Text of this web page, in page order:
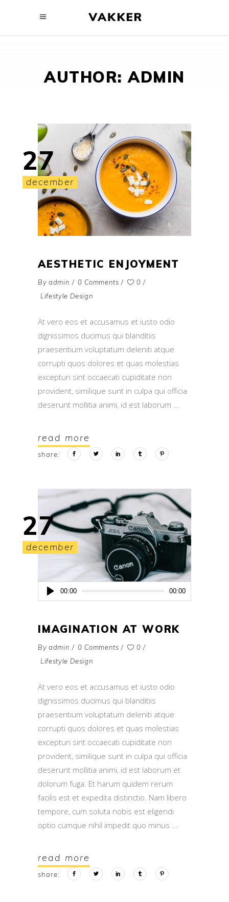
AUTHOR: ADMIN
27
december
AESTHETIC ENJOYMENT
By admin 0 Comments
0
Lifestyle Design
At vero eos et accusamus et iusto odio
dignissimos ducimus qui blanditiis
praesentium voluptatum deleniti atque
corrupti quos dolores et quas molestias
excepturi sint occaecati cupiditate non
provident, similique sunt in culpa qui officia
deserunt mollitia animi, id est laborum
read more
share:
27
december
Audio
Player
00:00 00:00
IMAGINATION AT WORK
By admin 0 Comments
0
Lifestyle Design
At vero eos et accusamus et iusto odio
dignissimos ducimus qui blanditiis
praesentium voluptatum deleniti atque
corrupti quos dolores et quas molestias
excepturi sint occaecati cupiditate non
provident, similique sunt in culpa qui officia
deserunt mollitia animi, id est laborum et
dolorum fuga. Et harum quidem rerum
facilis est et expedita distinctio. Nam libero
tempore, cum soluta nobis est eligendi
optio cumque nihil impedit quo minus
read more
share: